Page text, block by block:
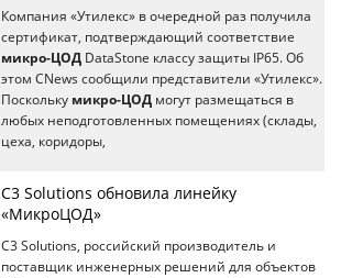
Компания «Утилекс» в очередной раз получила
сертификат, подтверждающий соответствие
микро-ЦОД DataStone классу защиты IP65. Об
этом CNews сообщили представители «Утилекс».
Поскольку микро-ЦОД могут размещаться в
любых неподготовленных помещениях (склады,
цеха, коридоры,
С3 Solutions обновила линейку
«МикроЦОД»
С3 Solutions, российский производитель и
поставщик инженерных решений для объектов